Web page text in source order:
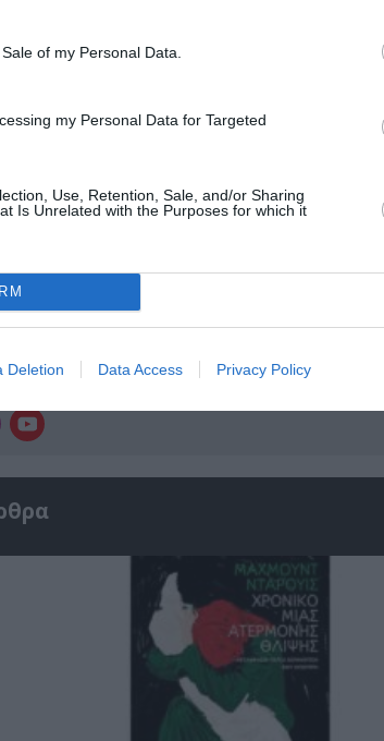
of my Personal Data.
my Personal Data for Targeted
Use, Retention, Sale, and/or Sharing
Is Unrelated with the Purposes for which it
Deletion Data Access Privacy Policy